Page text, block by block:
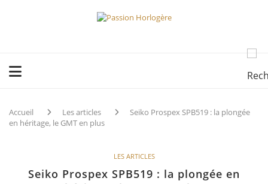
Accueil Les articles
Seiko Prospex SPB519 : la plongée
en héritage, le GMT en plus
LES ARTICLES
Seiko Prospex SPB519 : la plongée en